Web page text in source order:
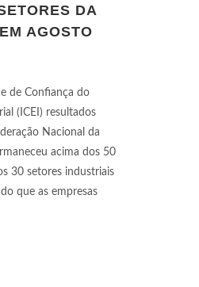
DA
AGOSTO
de Confiança do
(ICEI) resultados
Nacional da
acima dos 50
30 setores industriais
que as empresas